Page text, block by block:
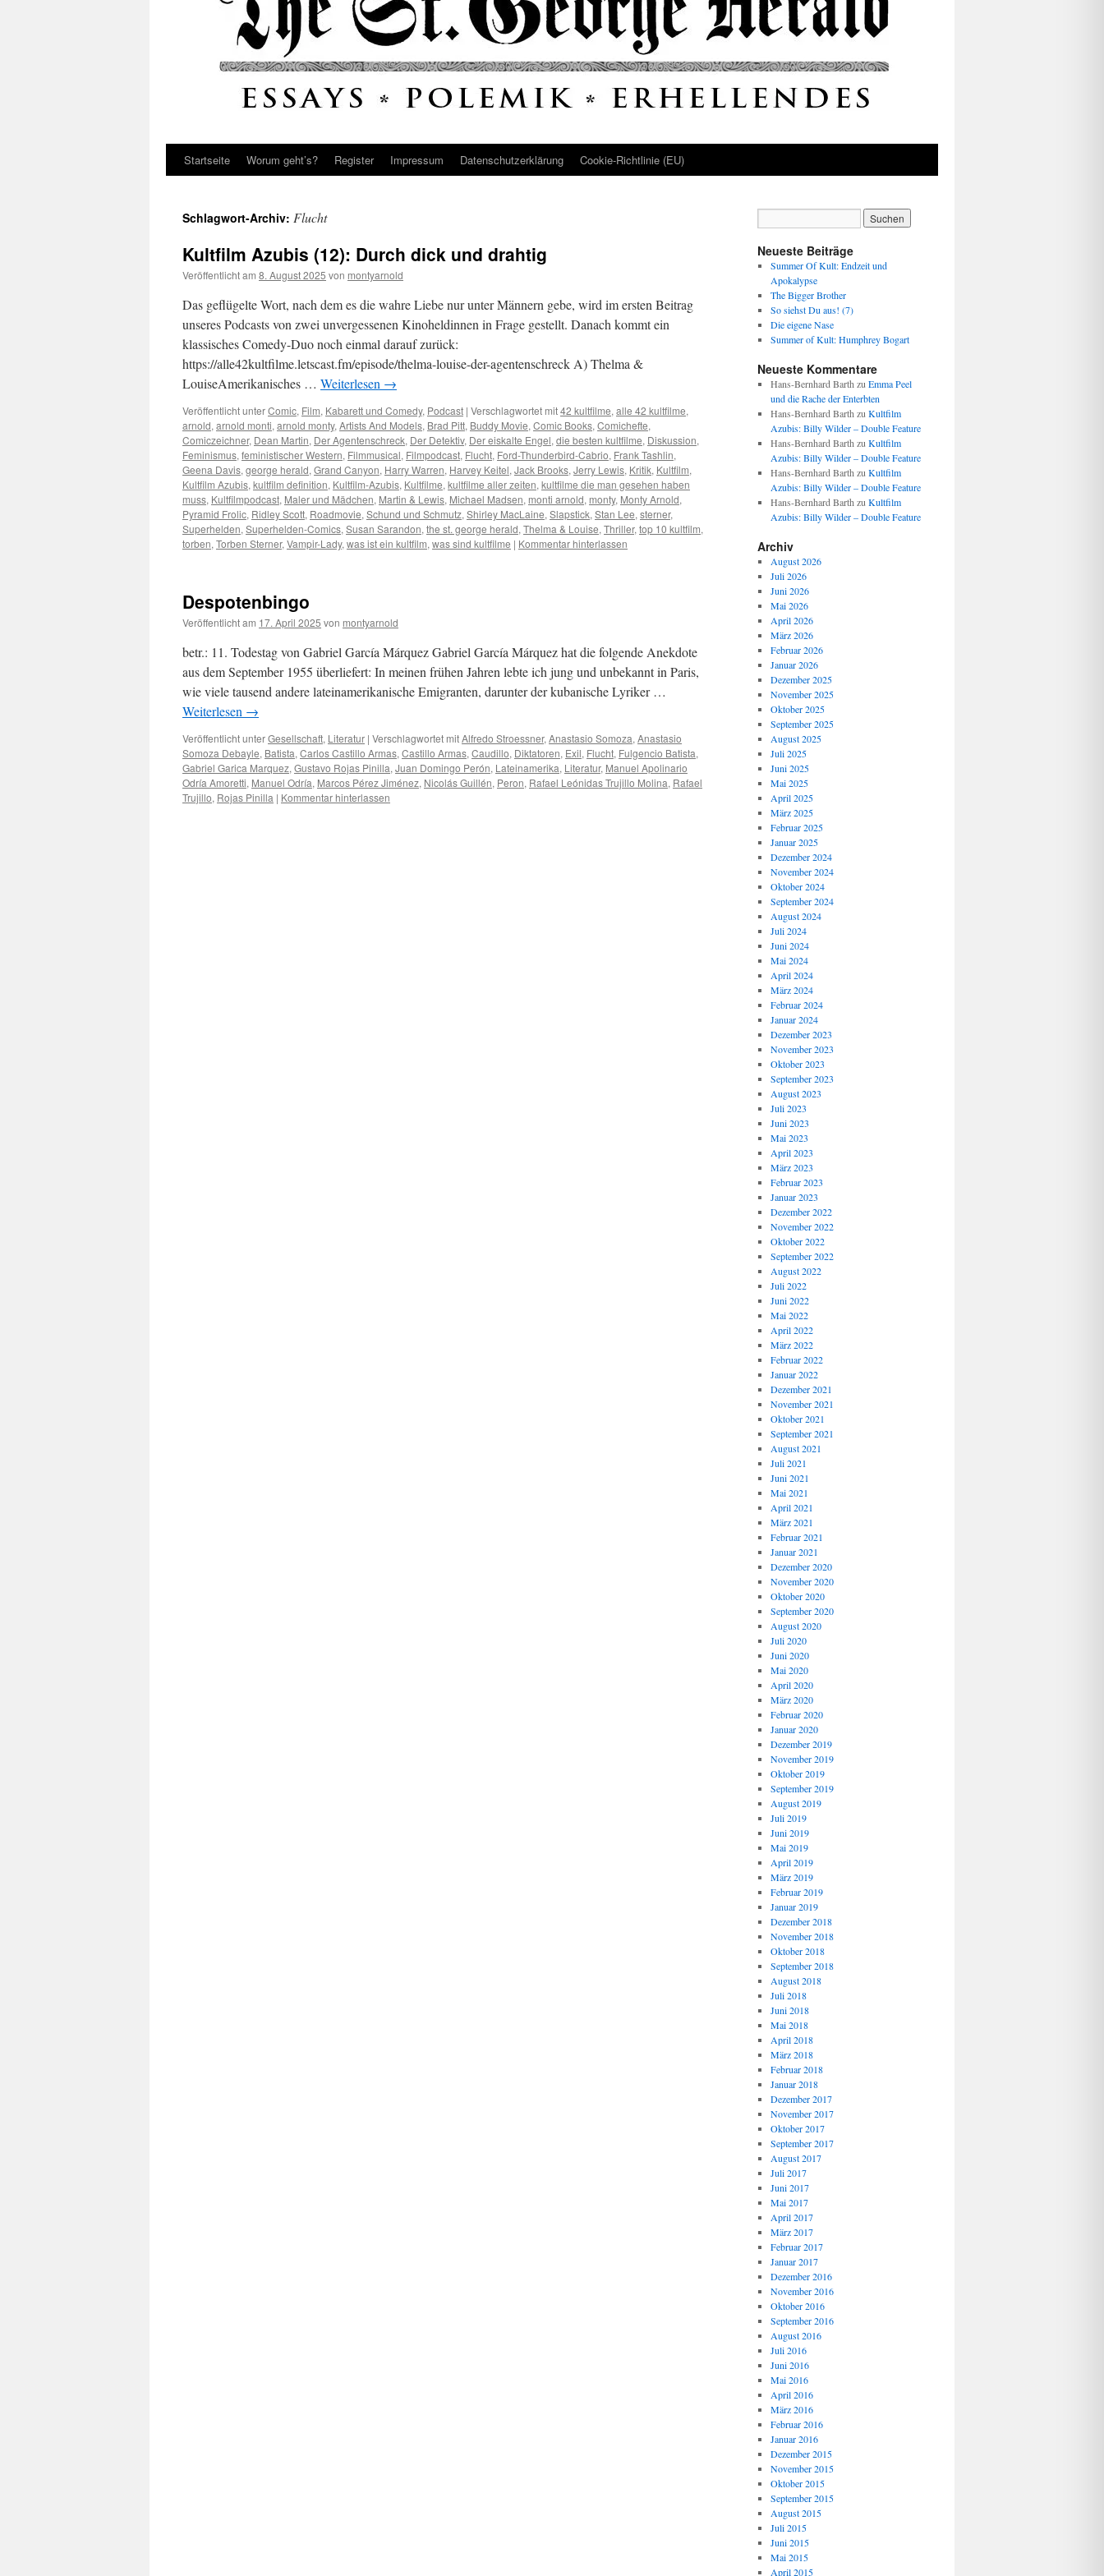
Startseite Worum geht’s? Register Impressum Datenschutz­erklärung Cookie-Richtlinie (EU)
Schlagwort-Archiv: Flucht
Kultfilm Azubis (12): Durch dick und drahtig
Veröffentlicht am 8. August 2025 von montyarnold
Das geflügelte Wort, nach dem es die wahre Liebe nur unter Männern gebe, wird im ersten Beitrag
unseres Podcasts von zwei unvergessenen Kinoheldinnen in Frage gestellt. Danach kommt ein
klassisches Comedy-Duo noch einmal darauf zurück:
https://alle42kultfilme.letscast.fm/episode/thelma-louise-der-agentenschreck A) Thelma &
LouiseAmerikanisches … Weiterlesen →
Veröffentlicht unterComic, Film, Kabarett und Comedy, Podcast | Verschlagwortet mit42 kultfilme, alle 42 kultfilme,
arnold, arnold monti, arnold monty, Artists And Models, Brad Pitt, Buddy Movie, Comic Books, Comichefte,
Comiczeichner, Dean Martin, Der Agentenschreck, Der Detektiv, Der eiskalte Engel, die besten kultfilme, Diskussion,
Feminismus, feministischer Western, Filmmusical, Filmpodcast, Flucht, Ford-Thunderbird-Cabrio, Frank Tashlin,
Geena Davis, george herald, Grand Canyon, Harry Warren, Harvey Keitel, Jack Brooks, Jerry Lewis, Kritik, Kultfilm,
Kultfilm Azubis, kultfilm definition, Kultfilm-Azubis, Kultfilme, kultfilme aller zeiten, kultfilme die man gesehen haben
muss, Kultfilmpodcast, Maler und Mädchen, Martin & Lewis, Michael Madsen, monti arnold, monty, Monty Arnold,
Pyramid Frolic, Ridley Scott, Roadmovie, Schund und Schmutz, Shirley MacLaine, Slapstick, Stan Lee, sterner,
Superhelden, Superhelden-Comics, Susan Sarandon, the st. george herald, Thelma & Louise, Thriller, top 10 kultfilm,
torben, Torben Sterner, Vampir-Lady, was ist ein kultfilm, was sind kultfilme | Kommentar hinterlassen
Despotenbingo
Veröffentlicht am 17. April 2025 von montyarnold
betr.: 11. Todestag von Gabriel García Márquez Gabriel García Márquez hat die folgende Anekdote
aus dem September 1955 überliefert: In meinen frühen Jahren lebte ich jung und unbekannt in Paris,
wie viele tausend andere lateinamerikanische Emigranten, darunter der kubanische Lyriker …
Weiterlesen →
Veröffentlicht unterGesellschaft, Literatur | Verschlagwortet mitAlfredo Stroessner, Anastasio Somoza, Anastasio
Somoza Debayle, Batista, Carlos Castillo Armas, Castillo Armas, Caudillo, Diktatoren, Exil, Flucht, Fulgencio Batista,
Gabriel Garica Marquez, Gustavo Rojas Pinilla, Juan Domingo Perón, Lateinamerika, Literatur, Manuel Apolinario
Odría Amoretti, Manuel Odría, Marcos Pérez Jiménez, Nicolás Guillén, Peron, Rafael Leónidas Trujillo Molina, Rafael
Trujillo, Rojas Pinilla | Kommentar hinterlassen
Neueste Beiträge
Summer Of Kult: Endzeit und
Apokalypse
The Bigger Brother
So siehst Du aus! (7)
Die eigene Nase
Summer of Kult: Humphrey Bogart
Neueste Kommentare
Hans-Bernhard Barth zu Emma Peel
und die Rache der Enterbten
Hans-Bernhard Barth zu Kultfilm
Azubis: Billy Wilder – Double Feature
Hans-Bernhard Barth zu Kultfilm
Azubis: Billy Wilder – Double Feature
Hans-Bernhard Barth zu Kultfilm
Azubis: Billy Wilder – Double Feature
Hans-Bernhard Barth zu Kultfilm
Azubis: Billy Wilder – Double Feature
Archiv
August 2026
Juli 2026
Juni 2026
Mai 2026
April 2026
März 2026
Februar 2026
Januar 2026
Dezember 2025
November 2025
Oktober 2025
September 2025
August 2025
Juli 2025
Juni 2025
Mai 2025
April 2025
März 2025
Februar 2025
Januar 2025
Dezember 2024
November 2024
Oktober 2024
September 2024
August 2024
Juli 2024
Juni 2024
Mai 2024
April 2024
März 2024
Februar 2024
Januar 2024
Dezember 2023
November 2023
Oktober 2023
September 2023
August 2023
Juli 2023
Juni 2023
Mai 2023
April 2023
März 2023
Februar 2023
Januar 2023
Dezember 2022
November 2022
Oktober 2022
September 2022
August 2022
Juli 2022
Juni 2022
Mai 2022
April 2022
März 2022
Februar 2022
Januar 2022
Dezember 2021
November 2021
Oktober 2021
September 2021
August 2021
Juli 2021
Juni 2021
Mai 2021
April 2021
März 2021
Februar 2021
Januar 2021
Dezember 2020
November 2020
Oktober 2020
September 2020
August 2020
Juli 2020
Juni 2020
Mai 2020
April 2020
März 2020
Februar 2020
Januar 2020
Dezember 2019
November 2019
Oktober 2019
September 2019
August 2019
Juli 2019
Juni 2019
Mai 2019
April 2019
März 2019
Februar 2019
Januar 2019
Dezember 2018
November 2018
Oktober 2018
September 2018
August 2018
Juli 2018
Juni 2018
Mai 2018
April 2018
März 2018
Februar 2018
Januar 2018
Dezember 2017
November 2017
Oktober 2017
September 2017
August 2017
Juli 2017
Juni 2017
Mai 2017
April 2017
März 2017
Februar 2017
Januar 2017
Dezember 2016
November 2016
Oktober 2016
September 2016
August 2016
Juli 2016
Juni 2016
Mai 2016
April 2016
März 2016
Februar 2016
Januar 2016
Dezember 2015
November 2015
Oktober 2015
September 2015
August 2015
Juli 2015
Juni 2015
Mai 2015
April 2015